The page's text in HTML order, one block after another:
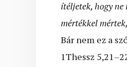
ítéljetek, hogy
mértékkel
Bár nem ez a
1Thessz